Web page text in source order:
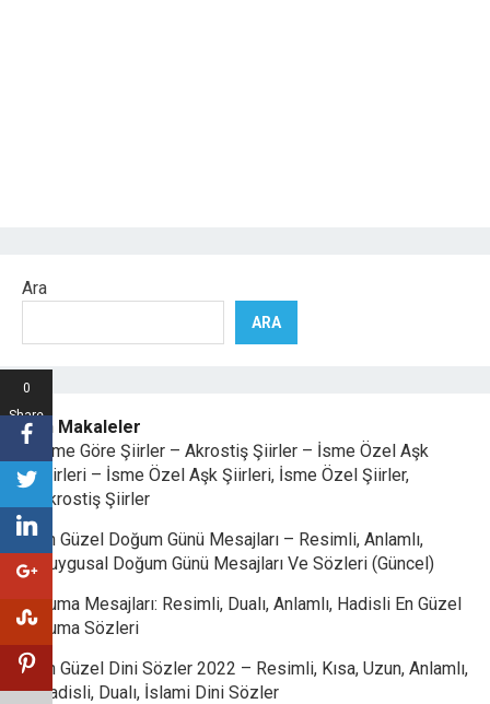
Ara
ARA
Son Makaleler
İsme Göre Şiirler – Akrostiş Şiirler – İsme Özel Aşk
Şiirleri – İsme Özel Aşk Şiirleri, İsme Özel Şiirler,
Akrostiş Şiirler
En Güzel Doğum Günü Mesajları – Resimli, Anlamlı,
Duygusal Doğum Günü Mesajları Ve Sözleri (Güncel)
Cuma Mesajları: Resimli, Dualı, Anlamlı, Hadisli En Güzel
Cuma Sözleri
En Güzel Dini Sözler 2022 – Resimli, Kısa, Uzun, Anlamlı,
Hadisli, Dualı, İslami Dini Sözler
0
Share
s